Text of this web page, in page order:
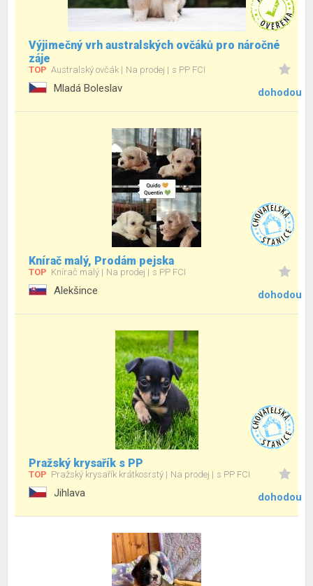
Výjimečný vrh australských ovčáků pro náročné
záje
TOP Australský ovčák Na prodej s PP FCI
Mladá Boleslav dohodou
Knírač malý, Prodám pejska
TOP Knírač malý Na prodej s PP FCI
Alekšince dohodou
Pražský krysařík s PP
TOP Pražský krysařík krátkosrstý Na prodej s PP FCI
Jihlava dohodou